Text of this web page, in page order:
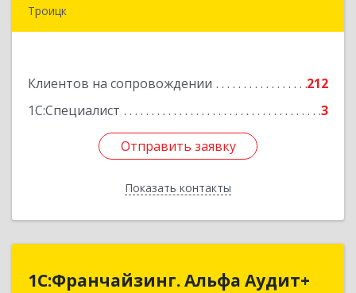
Троицк
Клиентов на сопровождении
212
1С:Специалист
3
Отправить заявку
Показать контакты
Подробнее
Отправить заявку
Назад
1С:Франчайзинг. Альфа Аудит+
1С:Франчайзинг. Альфа Аудит+